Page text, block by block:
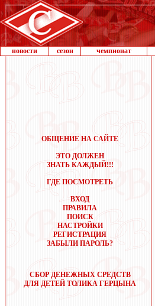
новости сезон чемпионат
ОБЩЕНИЕ НА САЙТЕ
ЭТО ДОЛЖЕН
ЗНАТЬ КАЖДЫЙ!!!
ГДЕ ПОСМОТРЕТЬ
ВХОД
ПРАВИЛА
ПОИСК
НАСТРОЙКИ
РЕГИСТРАЦИЯ
ЗАБЫЛИ ПАРОЛЬ?
СБОР ДЕНЕЖНЫХ СРЕДСТВ
ДЛЯ ДЕТЕЙ ТОЛИКА ГЕРЦЫНА